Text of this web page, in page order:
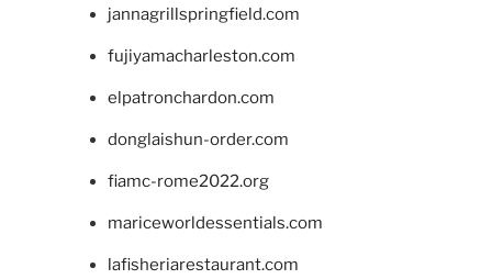
jannagrillspringfield.com
fujiyamacharleston.com
elpatronchardon.com
donglaishun-order.com
fiamc-rome2022.org
mariceworldessentials.com
lafisheriarestaurant.com